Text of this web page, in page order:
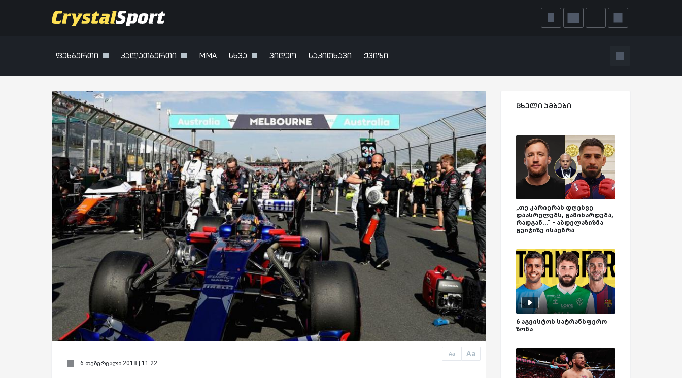
ფეხბურთი კალათბურთი MMA სხვა ვიდეო საკითხავი ქვიზი
Aa Aa
6 თებერვალი 2018 | 11:22
ცხელი ამბები
„თუ კარიერას დღესვე
დაასრულებს, გამიხარდება,
რადგან...“ - აბდელაზიზმა
გეიჯიზე ისაუბრა
6 აგვისტოს სატრანსფერო
ზონა